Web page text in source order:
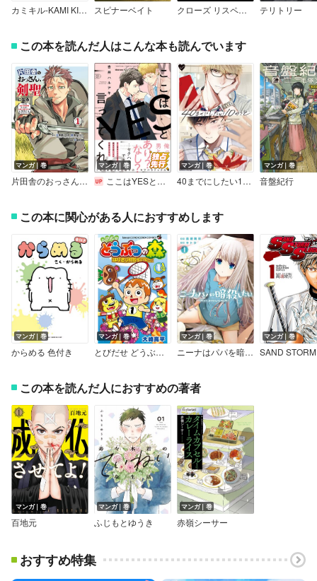
カミキル-KAMI KILL- スピナーベイト クローズ リスペクト テリトリー
この本を読んだ人はこんな本も読んでいます
マンガ｜巻
片田舎のおっさん、剣聖になる～ただの田舎の剣術師範だったのに、大成した弟子たちが俺を放ってくれない件～
マンガ｜巻
ここはYESと言ってくれ【電子限定かきおろし漫画付】
マンガ｜巻
40までにしたい10のこと【電子特別版】
マンガ｜巻
音盤紀行
この本に関心がある人におすすめします
マンガ｜巻
からめる 色付き
マンガ｜巻
とびだせ どうぶつの森 はりきり村長イッペー！
マンガ｜巻
ニーナはパパを暗殺したい【デジタル版限定特典付き】
マンガ｜巻
この本を読んだ人におすすめの著者
マンガ｜巻
百地元
マンガ｜巻
ふじもとゆうき
マンガ｜巻
赤嶺シーサー
おすすめ特集